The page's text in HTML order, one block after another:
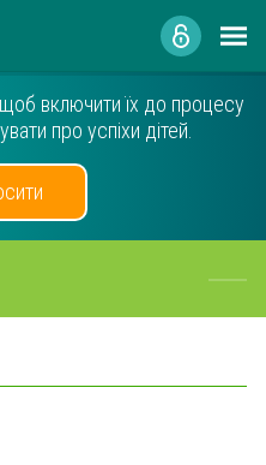
щоб включити їх до процесу
про успіхи дітей.